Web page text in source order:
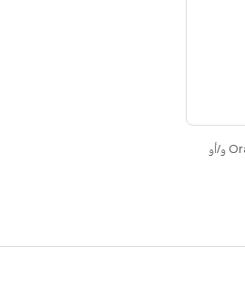
. إنّ Java وOpenJDK هما علامتان تجاريتان مسجَّلتان لشركة Oracle و/أو